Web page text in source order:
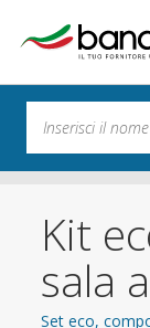
Kit
sala
Set eco,